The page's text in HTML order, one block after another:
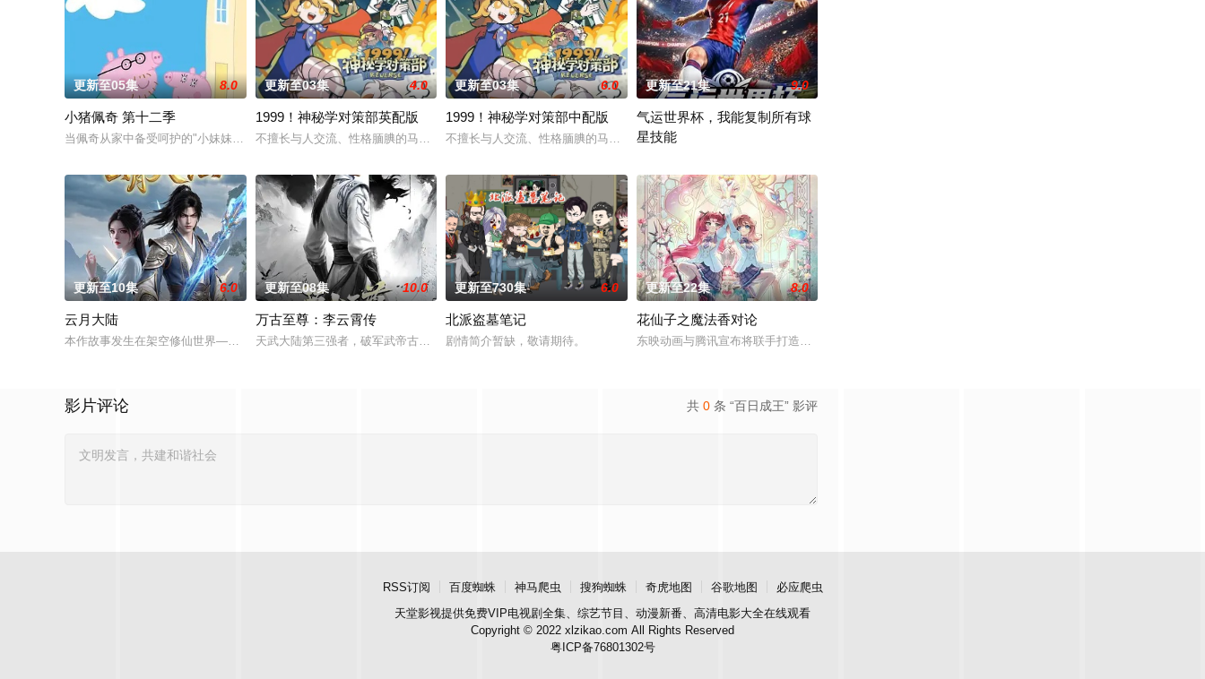
更新至05集 8.0
小猪佩奇 第十二季
当佩奇从家中备受呵护的"小妹妹"一跃成为肩负责任的"大姐姐"，而乔治从集万千宠爱于一身的"
更新至03集 4.0
1999！神秘学对策部英配版
不擅长与人交流、性格腼腆的马库斯在一场乌龙中意外成为了“神秘学事件对策部”的负责人。面对星锑、兔毛手袋等一众行事乖张、性格跳脱的怪咖同事，
更新至03集 6.0
1999！神秘学对策部中配版
不擅长与人交流、性格腼腆的马库斯在一场乌龙中意外成为了“神秘学事件对策部”的负责人。面对星锑、兔毛手袋等一众行事乖张、性格跳脱的怪咖
更新至21集 9.0
气运世界杯，我能复制所有球
星技能
更新至10集 6.0
云月大陆
本作故事发生在架空修仙世界——云月大陆。 大陆鼎盛时期由浣溪沙、赤霞峰、风吟山庄、无尘岛、轩辕门五大宗门共同守护，仙道昌盛。可轩辕门宗主岳
更新至08集 10.0
万古至尊：李云霄传
天武大陆第三强者，破军武帝古飞扬被世界规则所限，修为困在九天武帝境多年，难以突破。为了摆脱困境，借助神霄宫主曲红颜对自己的爱慕，布下惊天大
更新至730集 6.0
北派盗墓笔记
剧情简介暂缺，敬请期待。
更新至22集 8.0
花仙子之魔法香对论
东映动画与腾讯宣布将联手打造『花仙子』全新动画 新作将继承经典、结合潮流、呈现崭新的花仙子世界。
共 0 条 “百日成王” 影评
影片评论
RSS订阅 百度蜘蛛 神马爬虫 搜狗蜘蛛 奇虎地图 谷歌地图
必应爬虫
天堂影视提供免费VIP电视剧全集、综艺节目、动漫新番、高清电影大全在线观看
Copyright © 2022 xlzikao.com All Rights Reserved
粤ICP备76801302号